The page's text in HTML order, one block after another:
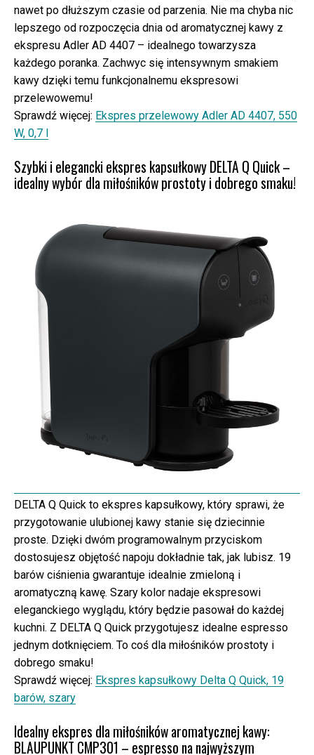
nawet po dłuższym czasie od parzenia. Nie ma chyba nic
lepszego od rozpoczęcia dnia od aromatycznej kawy z
ekspresu Adler AD 4407 – idealnego towarzysza
każdego poranka. Zachwyc się intensywnym smakiem
kawy dzięki temu funkcjonalnemu ekspresowi
przelewowemu!
Sprawdź więcej: Ekspres przelewowy Adler AD 4407, 550
W, 0,7 l
Szybki i elegancki ekspres kapsułkowy DELTA Q Quick –
idealny wybór dla miłośników prostoty i dobrego smaku!
DELTA Q Quick to ekspres kapsułkowy, który sprawi, że
przygotowanie ulubionej kawy stanie się dziecinnie
proste. Dzięki dwóm programowalnym przyciskom
dostosujesz objętość napoju dokładnie tak, jak lubisz. 19
barów ciśnienia gwarantuje idealnie zmieloną i
aromatyczną kawę. Szary kolor nadaje ekspresowi
eleganckiego wyglądu, który będzie pasował do każdej
kuchni. Z DELTA Q Quick przygotujesz idealne espresso
jednym dotknięciem. To coś dla miłośników prostoty i
dobrego smaku!
Sprawdź więcej: Ekspres kapsułkowy Delta Q Quick, 19
barów, szary
Idealny ekspres dla miłośników aromatycznej kawy:
BLAUPUNKT CMP301 – espresso na najwyższym